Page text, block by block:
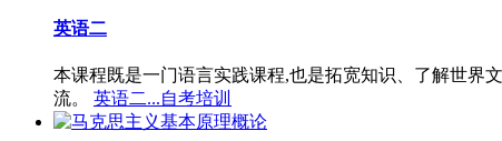
英语二
本课程既是一门语言实践课程,也是拓宽知识、了解世界
流。
英语二...自考培训